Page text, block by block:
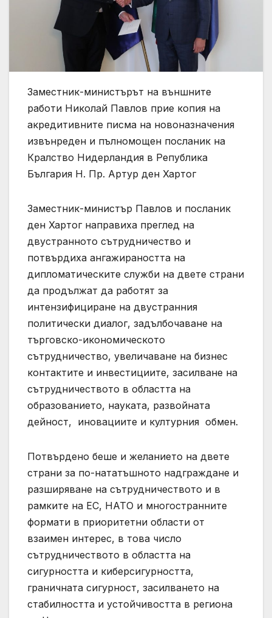
Заместник-министърът на външните
работи Николай Павлов прие копия на
акредитивните писма на новоназначения
извънреден и пълномощен посланик на
Кралство Нидерландия в Република
България Н. Пр. Артур ден Хартог
Заместник-министър Павлов и посланик
ден Хартог направиха преглед на
двустранното сътрудничество и
потвърдиха ангажираността на
дипломатическите служби на двете страни
да продължат да работят за
интензифициране на двустранния
политически диалог, задълбочаване на
търговско-икономическото
сътрудничество, увеличаване на бизнес
контактите и инвестициите, засилване на
сътрудничеството в областта на
образованието, науката, развойната
дейност, иновациите и културния обмен.
Потвърдено беше и желанието на двете
страни за по-нататъшното надграждане и
разширяване на сътрудничеството и в
рамките на ЕС, НАТО и многостранните
формати в приоритетни области от
взаимен интерес, в това число
сътрудничеството в областта на
сигурността и киберсигурността,
граничната сигурност, засилването на
стабилността и устойчивостта в региона